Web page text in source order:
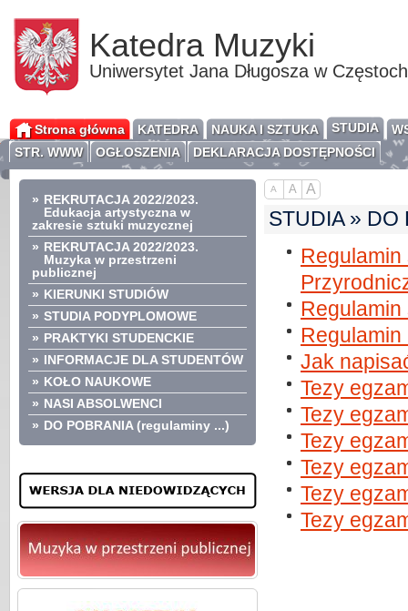
Katedra Muzyki
Uniwersytet Jana Długosza w
Strona główna KATEDRA NAUKA I SZTUKA STUDIA
STR. WWW
OGŁOSZENIA DEKLARACJA DOSTĘPNOŚCI
» REKRUTACJA 2022/2023.
Edukacja artystyczna w
zakresie sztuki muzycznej
» REKRUTACJA 2022/2023.
Muzyka w przestrzeni
publicznej
» KIERUNKI STUDIÓW
» STUDIA PODYPLOMOWE
» PRAKTYKI STUDENCKIE
» INFORMACJE DLA STUDENTÓW
» KOŁO NAUKOWE
» NASI ABSOLWENCI
» DO POBRANIA (regulaminy ...)
A A A
STUDIA » DO
Jak
Tezy
Tezy
Tezy
Tezy
Tezy
Tezy